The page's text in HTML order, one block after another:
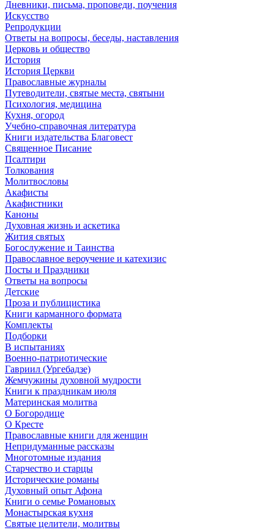
Дневники, письма, проповеди, поучения
Искусство
Репродукции
Ответы на вопросы, беседы, наставления
Церковь и общество
История
История Церкви
Православные журналы
Путеводители, святые места, святыни
Психология, медицина
Кухня, огород
Учебно-справочная литература
Книги издательства Благовест
Священное Писание
Псалтири
Толкования
Молитвословы
Акафисты
Акафистники
Каноны
Духовная жизнь и аскетика
Жития святых
Богослужение и Таинства
Православное вероучение и катехизис
Посты и Праздники
Ответы на вопросы
Детские
Проза и публицистика
Книги карманного формата
Комплекты
Подборки
В испытаниях
Военно-патриотические
Гавриил (Ургебадзе)
Жемчужины духовной мудрости
Книги к праздникам июля
Материнская молитва
О Богородице
О Кресте
Православные книги для женщин
Непридуманные рассказы
Многотомные издания
Старчество и старцы
Исторические романы
Духовный опыт Афона
Книги о семье Романовых
Монастырская кухня
Святые целители, молитвы